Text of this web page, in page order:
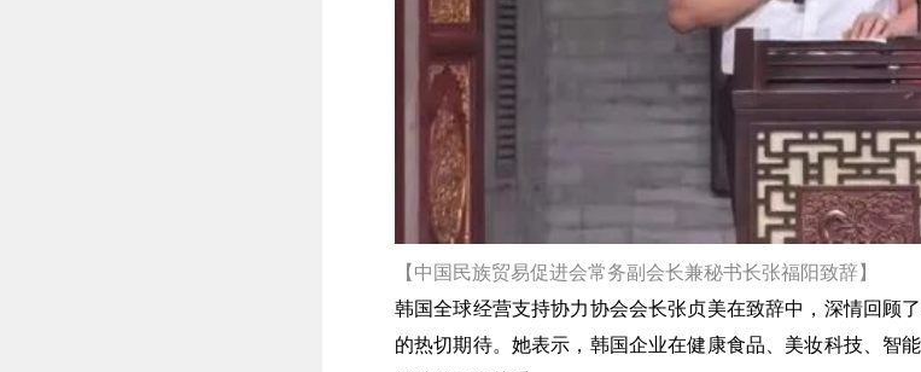
【中国民族贸易促进会常务副会长兼秘书长张福阳致辞】
韩国全球经营支持协力协会会长张贞美在致辞中，深情回顾
的热切期待。她表示，韩国企业在健康食品、美妆科技、智